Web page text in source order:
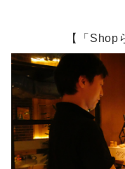
【「Shop